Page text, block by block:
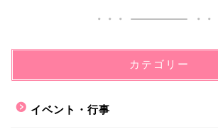
カテゴリー
イベント・行事